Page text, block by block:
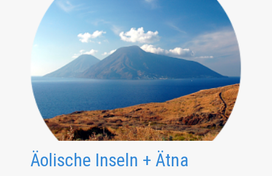
Äolische Inseln + Ätna